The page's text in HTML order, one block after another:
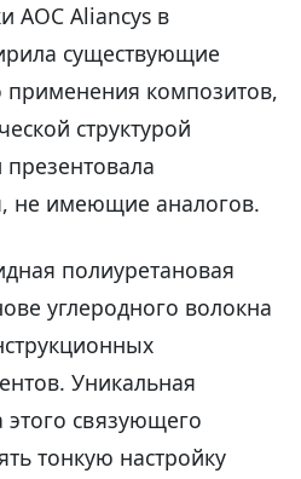
AOC Aliancys в
существующие
композитов,
структурой
не имеющие аналогов.
полиуретановая
углеродного волокна
Уникальная
этого связующего
тонкую настройку